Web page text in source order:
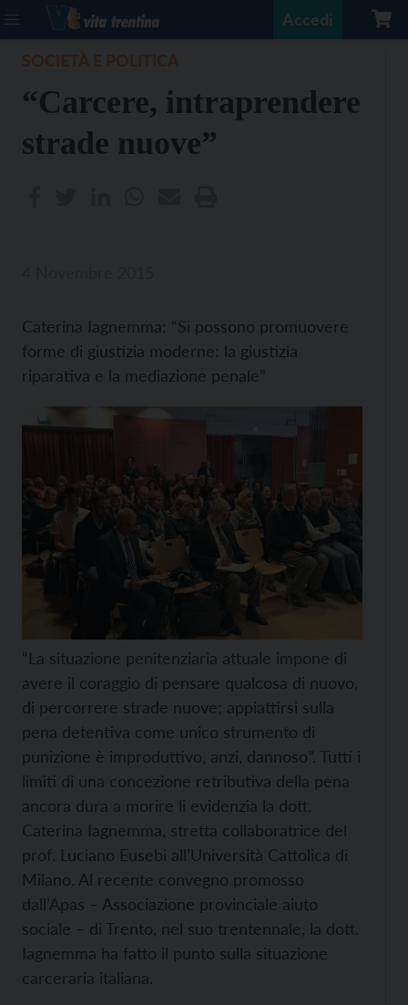
Accedi
“Carcere, intraprendere
strade nuove”
Caterina Iagnemma: “Si possono promuovere
forme di giustizia moderne: la giustizia
riparativa e la mediazione penale”
“La situazione penitenziaria attuale impone di
avere il coraggio di pensare qualcosa di nuovo,
di percorrere strade nuove; appiattirsi sulla
pena detentiva come unico strumento di
punizione è improduttivo, anzi, dannoso”. Tutti i
limiti di una concezione retributiva della pena
ancora dura a morire li evidenzia la dott.
Caterina Iagnemma, stretta collaboratrice del
prof. Luciano Eusebi all’Università Cattolica di
Milano. Al recente convegno promosso
dall’Apas – Associazione provinciale aiuto
sociale – di Trento, nel suo trentennale, la dott.
Iagnemma ha fatto il punto sulla situazione
carceraria italiana.